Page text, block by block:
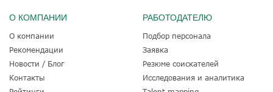
О КОМПАНИИ
О компании
Рекомендации
Новости / Блог
Контакты
РАБОТОДАТЕЛЮ
Подбор персонала
Заявка
Резюме соискателей
Исследования и аналитика